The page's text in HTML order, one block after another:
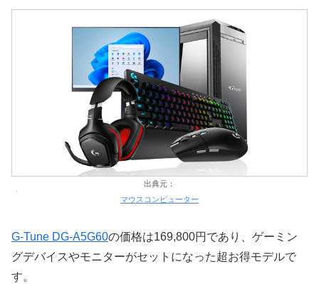
出典元：
マウスコンピューター
G-Tune DG-A5G60の価格は169,800円であり、ゲーミン
グデバイスやモニターがセットになった超お得モデルで
す。